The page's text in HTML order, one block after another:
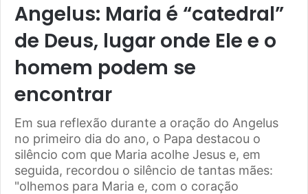
Angelus: Maria é “catedral”
de Deus, lugar onde Ele e o
homem podem se
encontrar
Em sua reflexão durante a oração do Angelus
no primeiro dia do ano, o Papa destacou o
silêncio com que Maria acolhe Jesus e, em
seguida, recordou o silêncio de tantas mães:
"olhemos para Maria e, com o coração